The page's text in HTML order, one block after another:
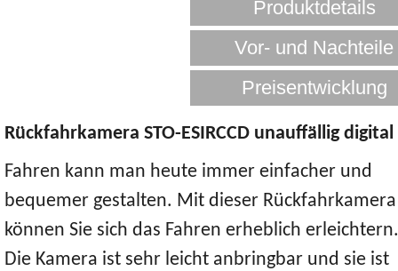
Rückfahrkamera STO-ESIRCCD unauffällig digital
Fahren kann man heute immer einfacher und
bequemer gestalten. Mit dieser Rückfahrkamera
können Sie sich das Fahren erheblich erleichtern.
Die Kamera ist sehr leicht anbringbar und sie ist